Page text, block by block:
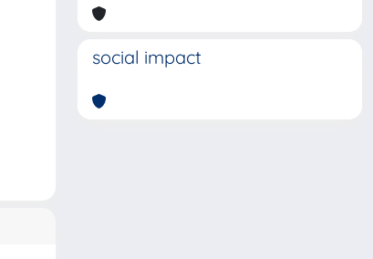
social impact